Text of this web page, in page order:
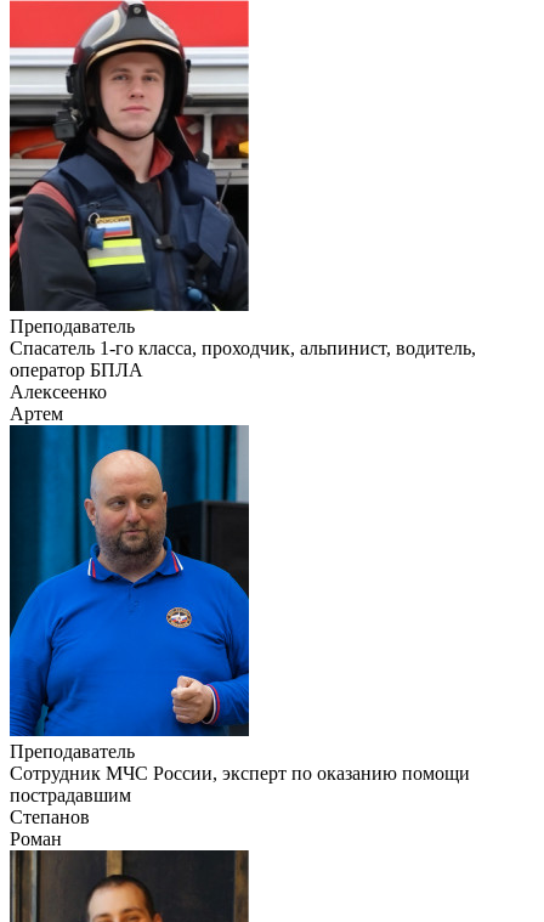
Преподаватель
Cпасатель 1-го класса, проходчик, альпинист, водитель,
оператор БПЛА
Алексеенко
Артем
Преподаватель
Сотрудник МЧС России, эксперт по оказанию помощи
пострадавшим
Степанов
Роман